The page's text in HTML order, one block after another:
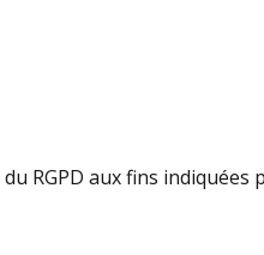
RGPD aux fins indiquées